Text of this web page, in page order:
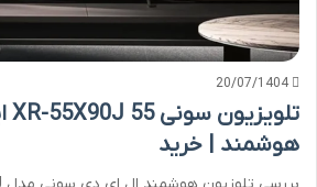
20/07/1404
هوشمند | خرید